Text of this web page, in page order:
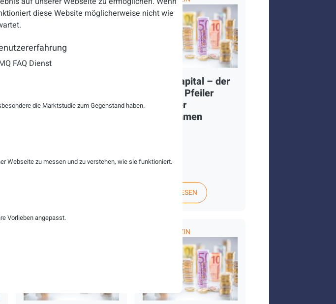
Mal in Folge auf der
Humankapital – der
tragende Pfeiler
deutscher
Unternehmen
WEITERLESEN
FACHMAGAZIN
diese Website möglicherweise nicht wie
FAQ Dienst
die Marktstudie zum Gegenstand haben.
Webseite zu messen und zu verstehen, wie sie funktioniert.
Vorlieben angepasst.